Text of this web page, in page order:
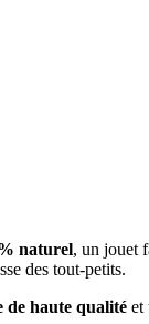
naturel, un jouet
des tout-petits.
de haute qualité et